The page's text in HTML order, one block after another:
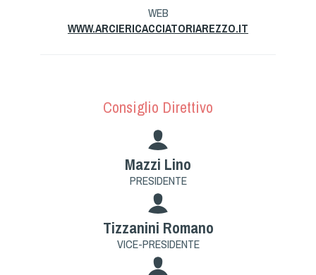
WEB
WWW.ARCIERICACCIATORIAREZZO.IT
Consiglio Direttivo
Mazzi Lino
PRESIDENTE
Tizzanini Romano
VICE-PRESIDENTE
Field Target
Softair
Cinofilia Sportiva
Agility
DiscDog
Dog Balance
Dog Trail
Dog Triathlon